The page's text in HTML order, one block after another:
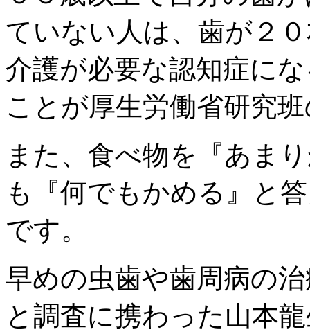
ていない人は、歯が２
介護が必要な認知症に
ことが厚生労働省研究
また、食べ物を『あま
も『何でもかめる』と
です。
早めの虫歯や歯周病の
と調査に携わった山本